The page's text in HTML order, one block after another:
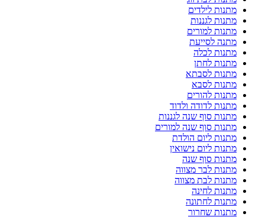
מתנות לילדים
מתנות לגננות
מתנות למורים
מתנה לסייעת
מתנות לכלה
מתנות לחתן
מתנות לסבתא
מתנות לסבא
מתנות להורים
מתנות לדודה ולדוד
מתנות סוף שנה לגננות
מתנות סוף שנה למורים
מתנות ליום הולדת
מתנות ליום נישואין
מתנות סוף שנה
מתנות לבר מצווה
מתנות לבת מצווה
מתנות לחינה
מתנות לחתונה
מתנות שחרור